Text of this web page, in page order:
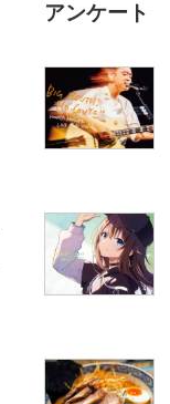
アンケート